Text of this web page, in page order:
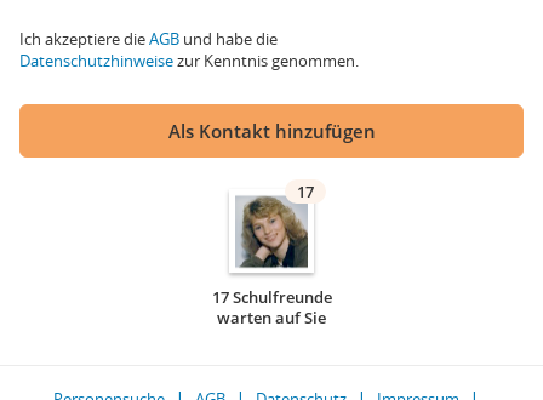
Ich akzeptiere dieAGB und habe die
Datenschutzhinweisezur Kenntnis genommen.
Als Kontakt hinzufügen
17
17 Schulfreunde
warten auf Sie